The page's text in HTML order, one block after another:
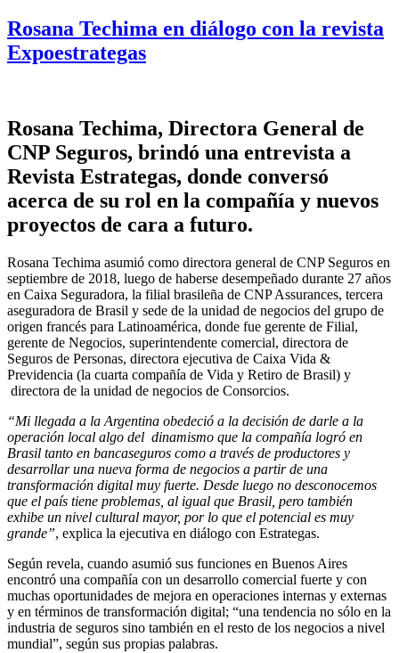
Rosana Techima en diálogo con la revista
Expoestrategas
Rosana Techima, Directora General de
CNP Seguros, brindó una entrevista a
Revista Estrategas, donde conversó
acerca de su rol en la compañía y nuevos
proyectos de cara a futuro.
Rosana Techima asumió como directora general de CNP Seguros en
septiembre de 2018, luego de haberse desempeñado durante 27 años
en Caixa Seguradora, la filial brasileña de CNP Assurances, tercera
aseguradora de Brasil y sede de la unidad de negocios del grupo de
origen francés para Latinoamérica, donde fue gerente de Filial,
gerente de Negocios, superintendente comercial, directora de
Seguros de Personas, directora ejecutiva de Caixa Vida &
Previdencia (la cuarta compañía de Vida y Retiro de Brasil) y
directora de la unidad de negocios de Consorcios.
“Mi llegada a la Argentina obedeció a la decisión de darle a la
operación local algo del dinamismo que la compañía logró en
Brasil tanto en bancaseguros como a través de productores y
desarrollar una nueva forma de negocios a partir de una
transformación digital muy fuerte. Desde luego no desconocemos
que el país tiene problemas, al igual que Brasil, pero también
exhibe un nivel cultural mayor, por lo que el potencial es muy
grande”, explica la ejecutiva en diálogo con Estrategas.
Según revela, cuando asumió sus funciones en Buenos Aires
encontró una compañía con un desarrollo comercial fuerte y con
muchas oportunidades de mejora en operaciones internas y externas
y en términos de transformación digital; “una tendencia no sólo en la
industria de seguros sino también en el resto de los negocios a nivel
mundial”, según sus propias palabras.